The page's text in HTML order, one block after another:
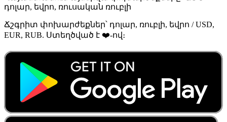
դոլար, եվրո, ռուսական ռուբլի
Ճշգրիտ փոխարժեքներ՝ դոլար, ռուբլի, եվրո / USD,
EUR, RUB. Ստեղծված է ❤️-ով։